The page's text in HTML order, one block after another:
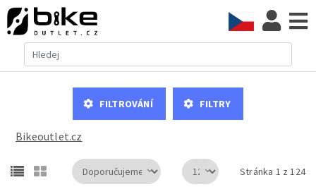
Filtrování Filtry
Bikeoutlet.cz
Stránka 1 z 124